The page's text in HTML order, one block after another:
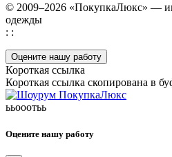
© 2009–2026 «ПокупкаЛюкс» —
одежды
: :
Оцените нашу работу
Короткая ссылка
Короткая ссылка скопирована в
ььооотьь
Оцените нашу работу